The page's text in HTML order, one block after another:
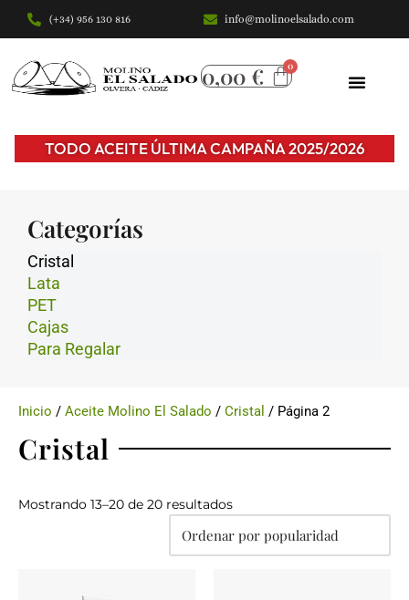
al
contenido
(+34) 956 130 816 info@molinoelsalado.com
0,00 €
TODO ACEITE ÚLTIMA CAMPAÑA 2025/2026
Categorías
Cristal
Lata
PET
Cajas
Para Regalar
Inicio / Aceite Molino El Salado / Cristal / Página 2
Cristal
Mostrando 13–20 de 20 resultados